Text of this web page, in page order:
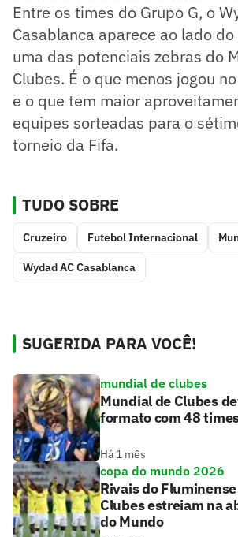
Entre os times do Grupo G, o
Casablanca aparece ao lado
uma das potenciais zebras do
Clubes. É o que menos jogou
e o que tem maior
equipes sorteadas para o
torneio da Fifa.
TUDO SOBRE
Cruzeiro Futebol Internacional
Wydad AC Casablanca
SUGERIDA PARA VOCÊ!
mundial de clubes
Mundial de Clubes
formato com 48
Há 1 mês
copa do mundo 2026
Rivais do
Clubes estreiam na
do Mundo